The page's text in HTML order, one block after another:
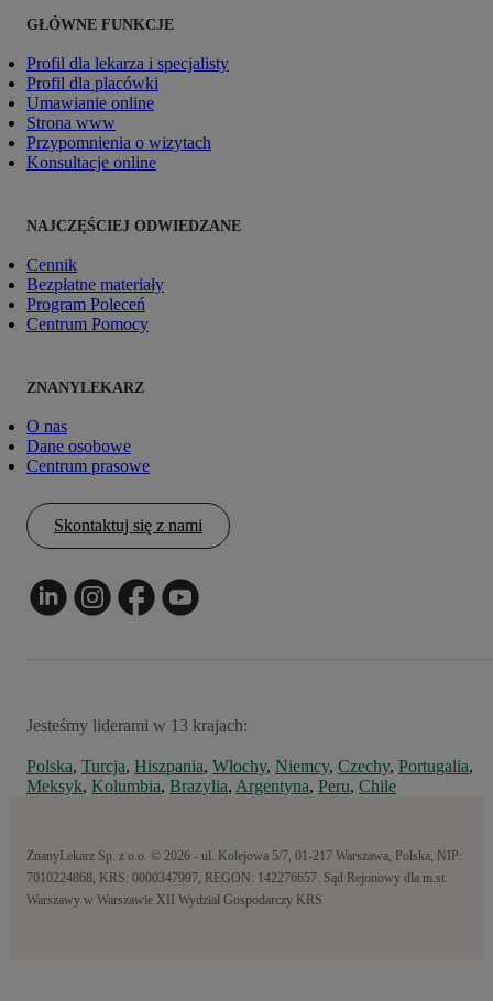
GŁÓWNE FUNKCJE
Profil dla lekarza i specjalisty
Profil dla placówki
Umawianie online
Strona www
Przypomnienia o wizytach
Konsultacje online
NAJCZĘŚCIEJ ODWIEDZANE
Cennik
Bezpłatne materiały
Program Poleceń
Centrum Pomocy
ZNANYLEKARZ
O nas
Dane osobowe
Centrum prasowe
Skontaktuj się z nami
Jesteśmy liderami w 13 krajach:
Polska, Turcja, Hiszpania, Włochy, Niemcy, Czechy, Portugalia,
Meksyk, Kolumbia, Brazylia, Argentyna, Peru, Chile
ZnanyLekarz Sp. z o.o. © 2026 - ul. Kolejowa 5/7, 01-217 Warszawa, Polska, NIP:
7010224868, KRS: 0000347997, REGON: 142276657. Sąd Rejonowy dla m.st.
Warszawy w Warszawie XII Wydział Gospodarczy KRS